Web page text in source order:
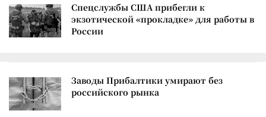
Спецслужбы США прибегли к
экзотической «прокладке» для работы в
России
Заводы Прибалтики умирают без
российского рынка